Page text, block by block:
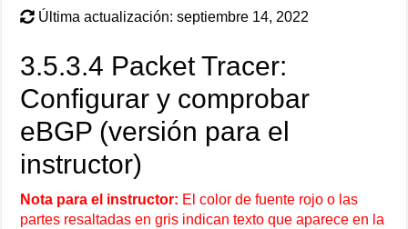
Última actualización: septiembre 14, 2022
3.5.3.4 Packet Tracer:
Configurar y comprobar
eBGP (versión para el
instructor)
Nota para el instructor: El color de fuente rojo o las
partes resaltadas en gris indican texto que aparece en la